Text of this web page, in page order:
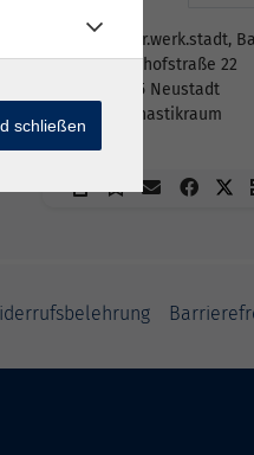
kultur.werk.stadt,
Bahnhofstraße 22
96465 Neustadt
Gymnastikraum
schließen